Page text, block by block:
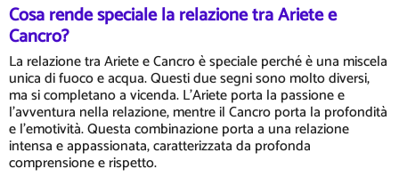
Cosa rende speciale la relazione tra Ariete e
Cancro?
La relazione tra Ariete e Cancro è speciale perché è una miscela
unica di fuoco e acqua. Questi due segni sono molto diversi,
ma si completano a vicenda. L'Ariete porta la passione e
l'avventura nella relazione, mentre il Cancro porta la profondità
e l'emotività. Questa combinazione porta a una relazione
intensa e appassionata, caratterizzata da profonda
comprensione e rispetto.